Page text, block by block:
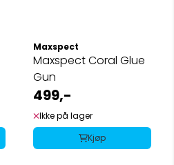
Maxspect
Maxspect Coral Glue
Gun
499,-
Ikke på lager
Kjøp